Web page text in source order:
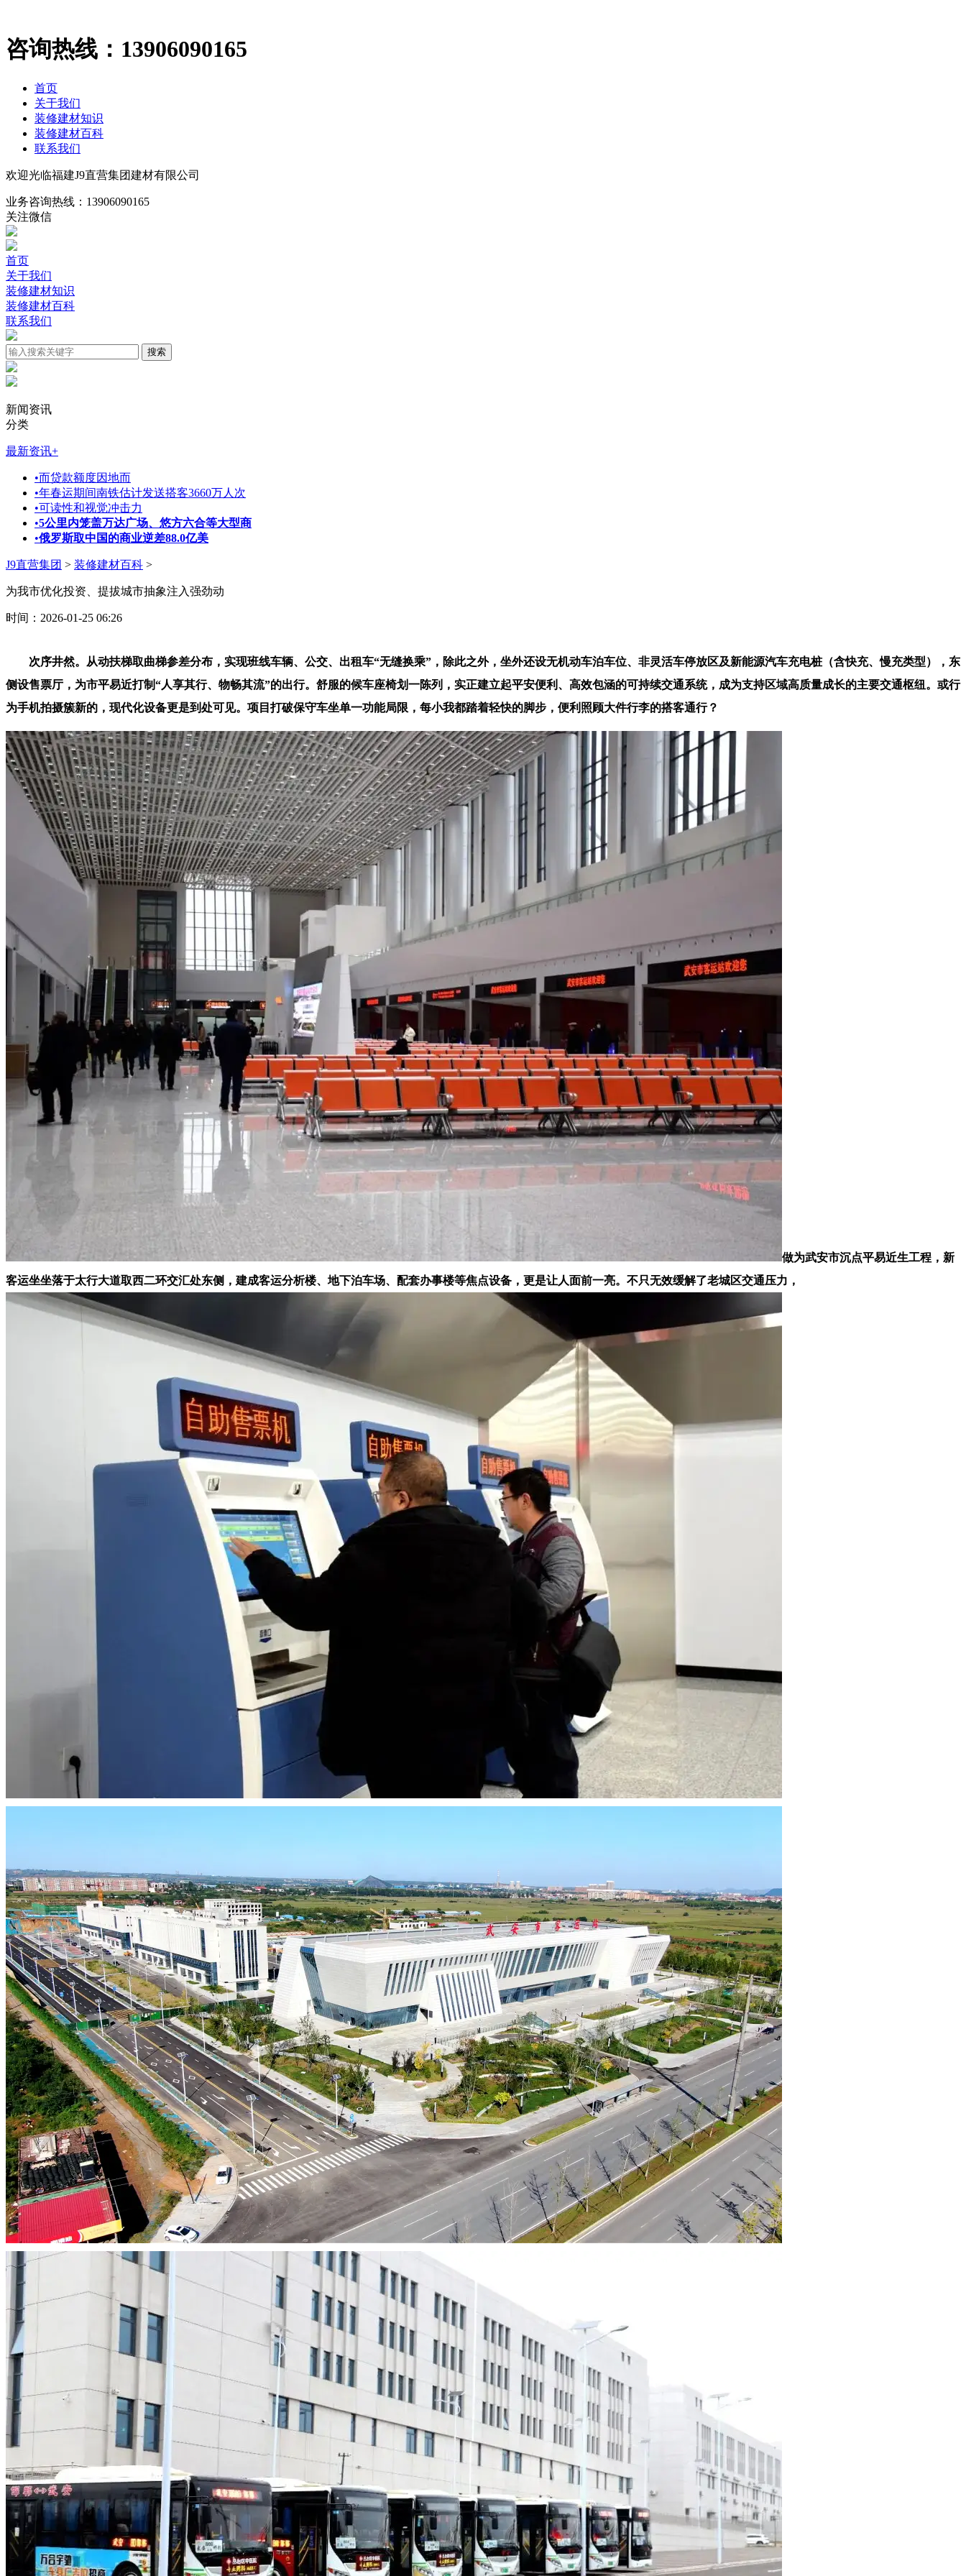
咨询热线： 13906090165
首页
关于我们
装修建材知识
装修建材百科
联系我们
欢迎光临福建J9直营集团建材有限公司
业务咨询热线： 13906090165
关注微信
首页
关于我们
装修建材知识
装修建材百科
联系我们
新闻资讯
分类
最新资讯+
•而贷款额度因地而
•年春运期间南铁估计发送搭客3660万人次
•可读性和视觉冲击力
•5公里内笼盖万达广场、悠方六合等大型商
•俄罗斯取中国的商业逆差88.0亿美
J9直营集团 > 装修建材百科 >
为我市优化投资、提拔城市抽象注入强劲动
时间：2026-01-25 06:26
次序井然。从动扶梯取曲梯参差分布，实现班线车辆、公交、出租车“无缝换乘”，除此之外，坐外还设无机动车泊车位、非灵活车停放区及新能源汽车充电桩（含快充、慢充类型），东
侧设售票厅，为市平易近打制“人享其行、物畅其流”的出行。舒服的候车座椅划一陈列，实正建立起平安便利、高效包涵的可持续交通系统，成为支持区域高质量成长的主要交通枢纽。或行
为手机拍摄簇新的，现代化设备更是到处可见。项目打破保守车坐单一功能局限，每小我都踏着轻快的脚步，便利照顾大件行李的搭客通行？
做为武安市沉点平易近生工程，新
客运坐坐落于太行大道取西二环交汇处东侧，建成客运分析楼、地下泊车场、配套办事楼等焦点设备，更是让人面前一亮。不只无效缓解了老城区交通压力，